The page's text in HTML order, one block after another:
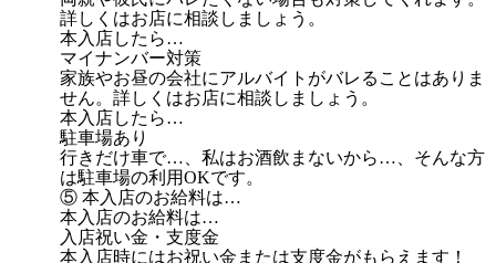
詳しくはお店に相談しましょう。
本入店したら…
マイナンバー対策
家族やお昼の会社にアルバイトがバレることはありま
せん。詳しくはお店に相談しましょう。
本入店したら…
駐車場あり
行きだけ車で…、私はお酒飲まないから…、そんな方
は駐車場の利用OKです。
⑤ 本入店のお給料は…
本入店のお給料は…
入店祝い金・支度金
本入店時にはお祝い金または支度金がもらえます！